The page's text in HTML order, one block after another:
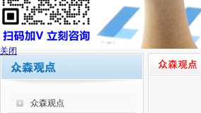
众森观点
关闭